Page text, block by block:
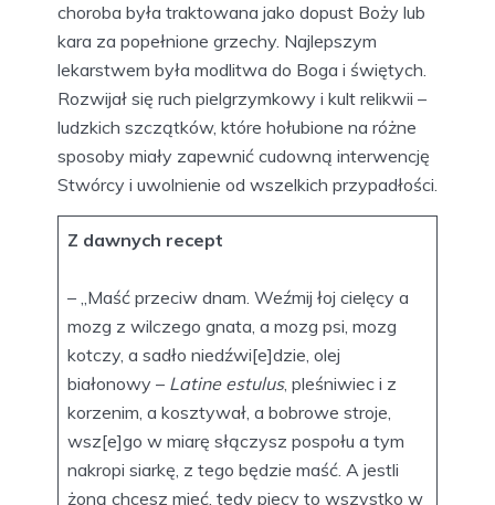
choroba była traktowana jako dopust Boży lub
kara za popełnione grzechy. Najlepszym
lekarstwem była modlitwa do Boga i świętych.
Rozwijał się ruch pielgrzymkowy i kult relikwii –
ludzkich szczątków, które hołubione na różne
sposoby miały zapewnić cudowną interwencję
Stwórcy i uwolnienie od wszelkich przypadłości.
Z dawnych recept
– „Maść przeciw dnam. Weźmij łoj cielęcy a
mozg z wilczego gnata, a mozg psi, mozg
kotczy, a sadło niedźwi[e]dzie, olej
białonowy – Latine estulus, pleśniwiec i z
korzenim, a kosztywał, a bobrowe stroje,
wsz[e]go w miarę słączysz pospołu a tym
nakropi siarkę, z tego będzie maść. A jestli
żoną chcesz mieć, tedy piecy to wszystko w